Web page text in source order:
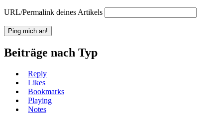
URL/Permalink deines Artikels
Beiträge nach Typ
Reply
Likes
Bookmarks
Playing
Notes